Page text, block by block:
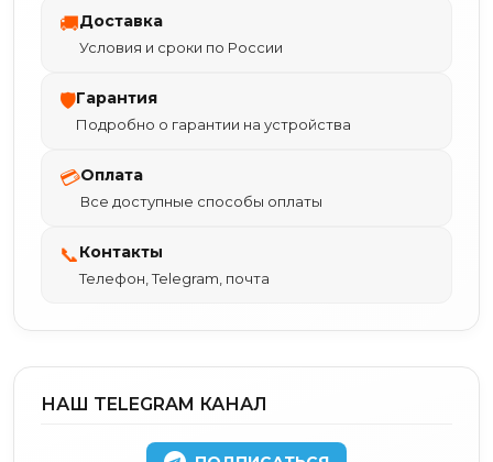
🚚Доставка
Условия и сроки по России
🛡Гарантия
Подробно о гарантии на устройства
💳Оплата
Все доступные способы оплаты
📞Контакты
Телефон, Telegram, почта
НАШ TELEGRAM КАНАЛ